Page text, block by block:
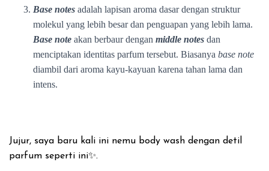
Base notes adalah lapisan aroma dasar dengan struktur
molekul yang lebih besar dan penguapan yang lebih lama.
Base note akan berbaur dengan middle notes dan
menciptakan identitas parfum tersebut. Biasanya base note
diambil dari aroma kayu-kayuan karena tahan lama dan
intens.
Jujur, saya baru kali ini nemu body wash dengan detil
parfum seperti ini✨.